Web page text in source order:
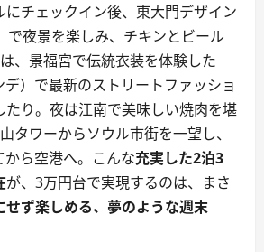
にチェックイン後、東大門デザイン
で夜景を楽しみ、チキンとビール
、景福宮で伝統衣装を体験した
デ）で最新のストリートファッショ
たり。夜は江南で美味しい焼肉を堪
タワーからソウル市街を一望し、
から空港へ。こんな充実した2泊3
が、3万円台で実現するのは、まさ
せず楽しめる、夢のような週末